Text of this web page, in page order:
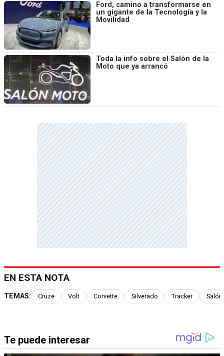
Ford, camino a transformarse en
un gigante de la Tecnología y la
Movilidad
Toda la info sobre el Salón de la
Moto que ya arrancó
EN ESTA NOTA
TEMAS: Cruze Volt Corvette Silverado Tracker Salón